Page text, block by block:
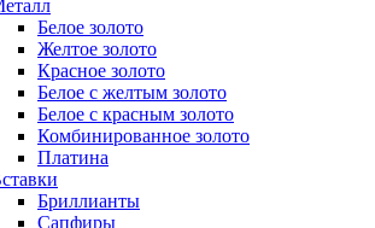
Белое золото
Желтое золото
Красное золото
Белое с желтым золото
Белое с красным золото
Комбинированное золото
Платина
Бриллианты
Сапфиры